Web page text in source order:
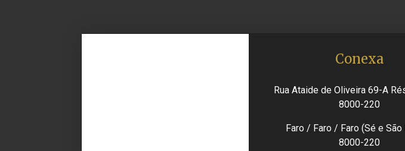
Conexa
Rua Ataide de Oliveira 69-A
8000-220
Faro / Faro / Faro (Sé e
8000-220